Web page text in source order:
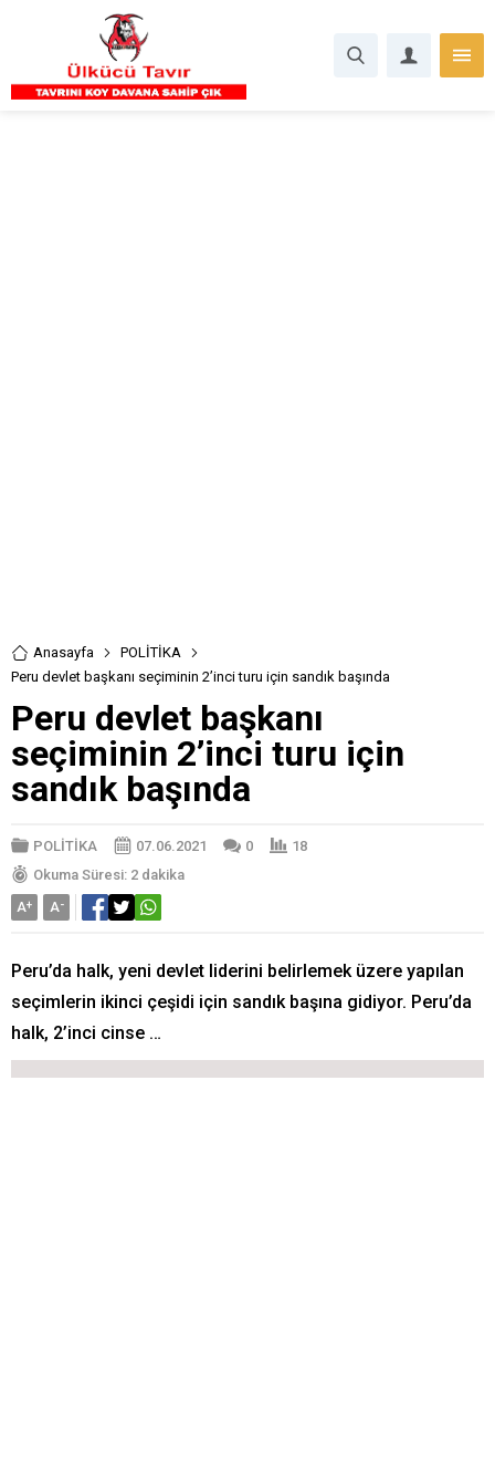
Anasayfa
POLİTİKA
Peru devlet başkanı seçiminin 2’inci turu için sandık başında
Peru devlet başkanı
seçiminin 2’inci turu için
sandık başında
POLİTİKA 07.06.2021 0
18
Okuma Süresi: 2 dakika
A+ A-
Peru’da halk, yeni devlet liderini belirlemek üzere yapılan
seçimlerin ikinci çeşidi için sandık başına gidiyor. Peru’da
halk, 2’inci cinse …